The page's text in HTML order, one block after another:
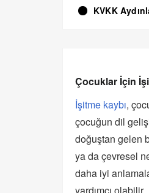
KVKK
Çocuklar İçin
İşitme kaybı,
çocuğun dil
doğuştan gelen
ya da çevresel
daha iyi